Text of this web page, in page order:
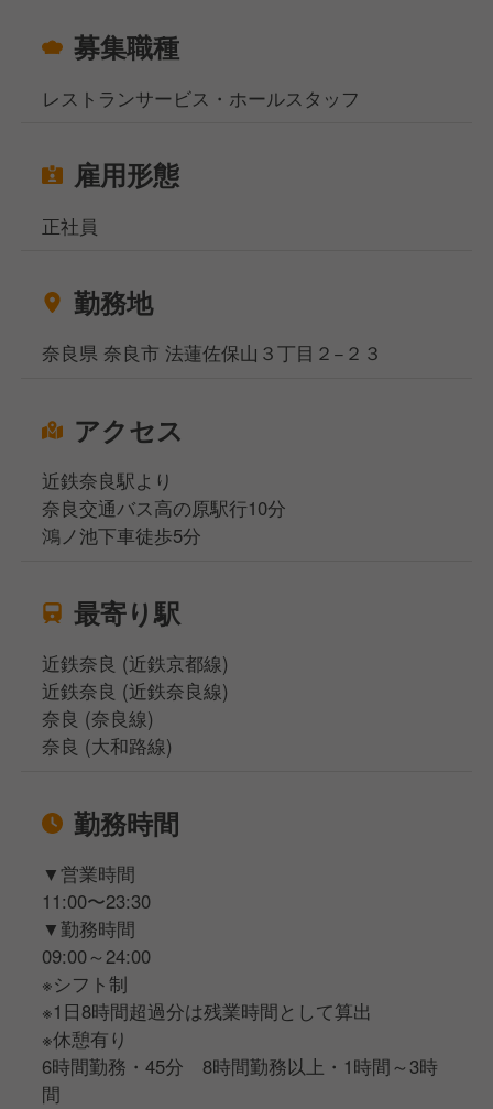
募集職種
レストランサービス・ホールスタッフ
雇用形態
正社員
勤務地
奈良県 奈良市 法蓮佐保山３丁目２−２３
アクセス
近鉄奈良駅より
奈良交通バス高の原駅行10分
鴻ノ池下車徒歩5分
最寄り駅
近鉄奈良 (近鉄京都線)
近鉄奈良 (近鉄奈良線)
奈良 (奈良線)
奈良 (大和路線)
勤務時間
▼営業時間
11:00〜23:30
▼勤務時間
09:00～24:00
※シフト制
※1日8時間超過分は残業時間として算出
※休憩有り
6時間勤務・45分 8時間勤務以上・1時間～3時
間